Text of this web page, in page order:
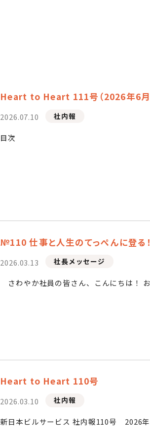
Heart to Heart 111号（2026年6月
2026.07.10 社内報
目次
№110 仕事と人生のてっぺんに登る！
2026.03.13 社長メッセージ
Heart to Heart 110号
2026.03.10 社内報